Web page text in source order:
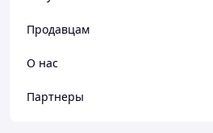
Продавцам
О нас
Партнеры